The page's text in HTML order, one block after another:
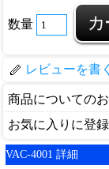
数量
レビューを書く
商品についての
お気に入りに登録
VAC-4001 詳細